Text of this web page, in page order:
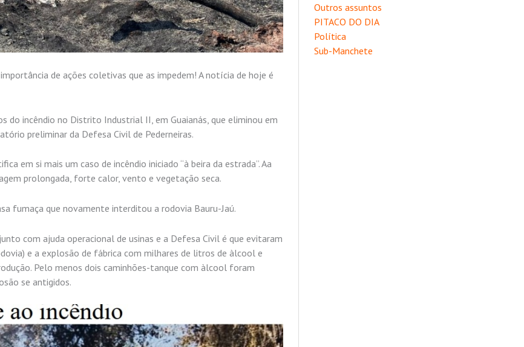
de ações coletivas que as impedem! A notícia de hoje é
do incêndio no Distrito Industrial II, em Guaianás, que eliminou em
preliminar da Defesa Civil de Pederneiras.
em si mais um caso de incêndio iniciado “à beira da estrada”. Aa
prolongada, forte calor, vento e vegetação seca.
fumaça que novamente interditou a rodovia Bauru-Jaú.
com ajuda operacional de usinas e a Defesa Civil é que evitaram
e a explosão de fábrica com milhares de litros de àlcool e
Pelo menos dois caminhões-tanque com àlcool foram
se antigidos.
Outros assuntos
PITACO DO DIA
Política
Sub-Manchete